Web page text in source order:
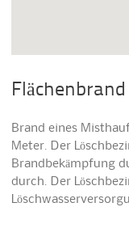
Flächenbrand
Brand eines
Meter. Der
Brandbekämpfung
durch. Der